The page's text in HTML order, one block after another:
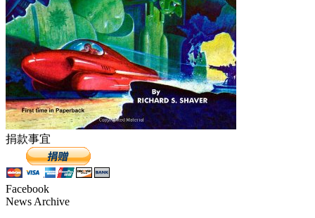
捐款事宜
Facebook
News Archive